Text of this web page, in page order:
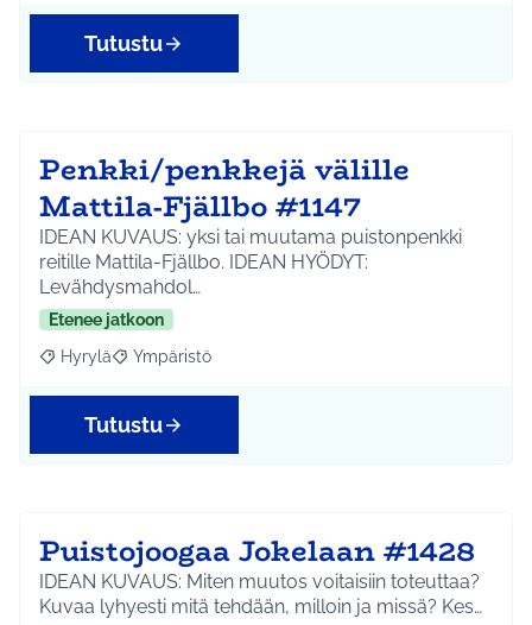
Tutustu
Penkki/penkkejä välille
Mattila-Fjällbo #1147
IDEAN KUVAUS: yksi tai muutama puistonpenkki
reitille Mattila-Fjällbo. IDEAN HYÖDYT:
Levähdysmahdol…
Etenee jatkoon
Rajaa tulokset aihepiirin mukaan: Hyrylä
Hyrylä Rajaa tulokset teeman mukaan: Ympäristö
Ympäristö
Tutustu
Puistojoogaa Jokelaan #1428
IDEAN KUVAUS: Miten muutos voitaisiin toteuttaa?
Kuvaa lyhyesti mitä tehdään, milloin ja missä? Kes…